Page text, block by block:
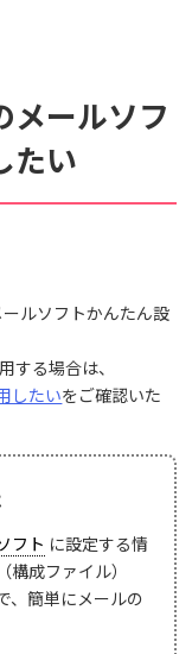
ご質問
力しないでください。
ールソフ
たい
ルソフトかんたん設
する場合は、
したいをご確認いた
フト に設定する情
成ファイル）
、簡単にメールの